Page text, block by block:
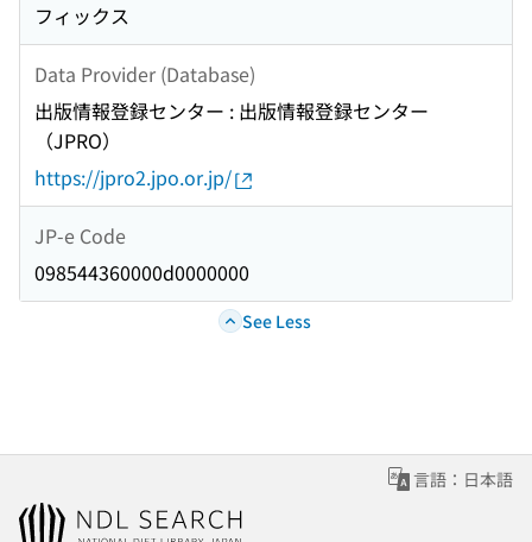
フィックス
Data Provider (Database)
出版情報登録センター : 出版情報登録センター
（JPRO）
https://jpro2.jpo.or.jp/
JP-e Code
098544360000d0000000
See Less
言語：日本語